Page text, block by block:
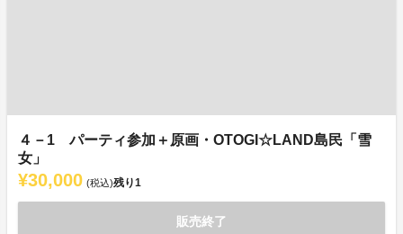
４－1 パーティ参加＋原画・OTOGI☆LAND島民「雪
女」
¥30,000 (税込)残り1
販売終了